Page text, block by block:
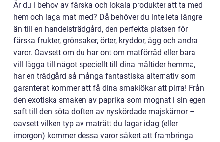
Är du i behov av färska och lokala produkter att ta med
hem och laga mat med? Då behöver du inte leta längre
än till en handelsträdgård, den perfekta platsen för
färska frukter, grönsaker, örter, kryddor, ägg och andra
varor. Oavsett om du har ont om matförråd eller bara
vill lägga till något speciellt till dina måltider hemma,
har en trädgård så många fantastiska alternativ som
garanterat kommer att få dina smaklökar att pirra! Från
den exotiska smaken av paprika som mognat i sin egen
saft till den söta doften av nyskördade majskärnor –
oavsett vilken typ av maträtt du lagar idag (eller
imorgon) kommer dessa varor säkert att frambringa